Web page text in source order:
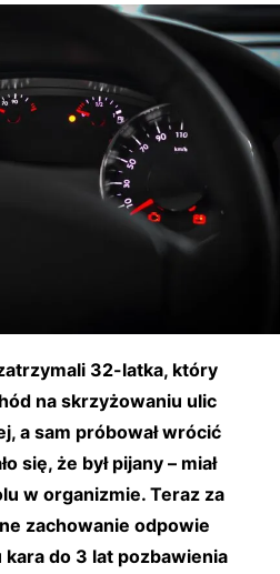
32-latka, który
na skrzyżowaniu ulic
a sam próbował wrócić
się, że był pijany – miał
w organizmie. Teraz za
zachowanie odpowie
do 3 lat pozbawienia